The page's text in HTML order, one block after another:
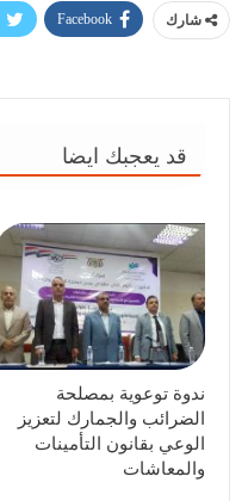
شارك Facebook
قد يعجبك ايضا
ندوة توعوية بمصلحة
الضرائب والجمارك لتعزيز
الوعي بقانون التأمينات
والمعاشات